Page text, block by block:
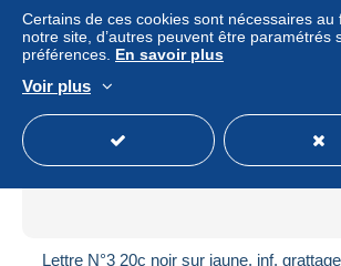
Vente clôturée
Lettre N°3 20c noir sur jaune, inf.
Certains de ces cookies sont nécessaires au
notre site, d’autres peuvent être paramétrés
préférences. En savoir plus
Voir plus